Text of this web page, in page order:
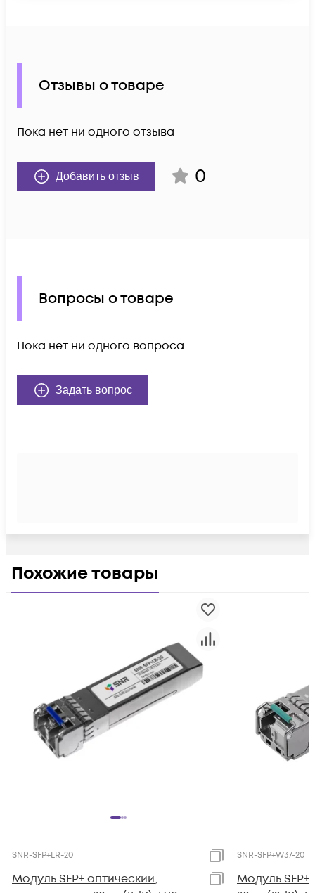
Отзывы о товаре
Пока нет ни одного отзыва
Добавить отзыв 0
Вопросы о товаре
Пока нет ни одного вопроса.
Задать вопрос
Похожие товары
SNR-SFP+LR-20
Модуль SFP+ оптический,
SNR-SFP+W37-20
Модуль SFP+